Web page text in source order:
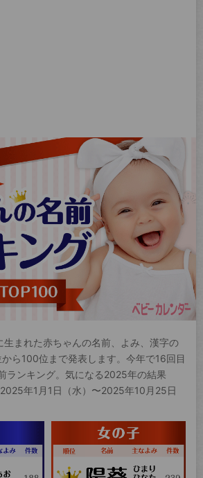
まれた赤ちゃんの名前、よみ、漢字の
ら100位まで発表します。今年で16回目
ランキング。気になる2025年の結果
年1月1日（水）〜2025年10月25日